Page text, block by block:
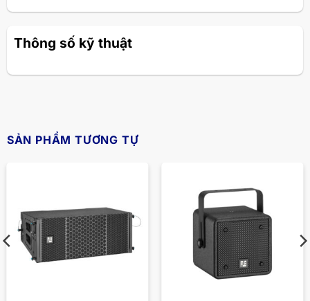
Thông số kỹ thuật
SẢN PHẨM TƯƠNG TỰ